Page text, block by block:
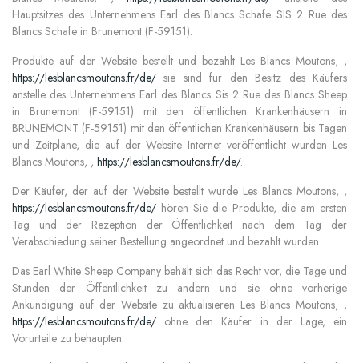
Hauptsitzes des Unternehmens Earl des Blancs Schafe SIS 2 Rue des
Blancs Schafe in Brunemont (F-59151).
Produkte auf der Website bestellt und bezahlt Les Blancs Moutons, ,
https://lesblancsmoutons.fr/de/ sie sind für den Besitz des Käufers
anstelle des Unternehmens Earl des Blancs Sis 2 Rue des Blancs Sheep
in Brunemont (F-59151) mit den öffentlichen Krankenhäusern in
BRUNEMONT (F-59151) mit den öffentlichen Krankenhäusern bis Tagen
und Zeitpläne, die auf der Website Internet veröffentlicht wurden Les
Blancs Moutons, , https://lesblancsmoutons.fr/de/.
Der Käufer, der auf der Website bestellt wurde Les Blancs Moutons, ,
https://lesblancsmoutons.fr/de/ hören Sie die Produkte, die am ersten
Tag und der Rezeption der Öffentlichkeit nach dem Tag der
Verabschiedung seiner Bestellung angeordnet und bezahlt wurden.
Das Earl White Sheep Company behält sich das Recht vor, die Tage und
Stunden der Öffentlichkeit zu ändern und sie ohne vorherige
Ankündigung auf der Website zu aktualisieren Les Blancs Moutons, ,
https://lesblancsmoutons.fr/de/ ohne den Käufer in der Lage, ein
Vorurteile zu behaupten.